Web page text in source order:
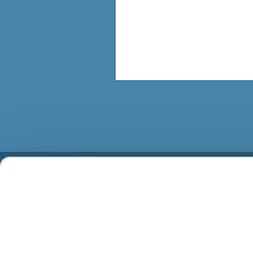
Morten